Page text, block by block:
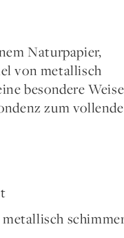
Naturpapier,
von metallisch
besondere
zum